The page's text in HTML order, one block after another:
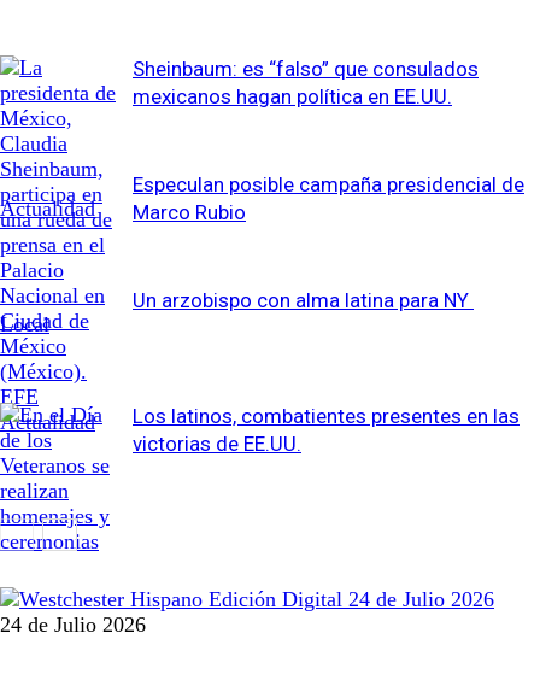
Actualidad
Sheinbaum: es “falso” que consulados
mexicanos hagan política en EE.UU.
Actualidad
Especulan posible campaña presidencial de
Marco Rubio
Local
Un arzobispo con alma latina para NY
Los latinos, combatientes presentes en las
victorias de EE.UU.
24 de Julio 2026